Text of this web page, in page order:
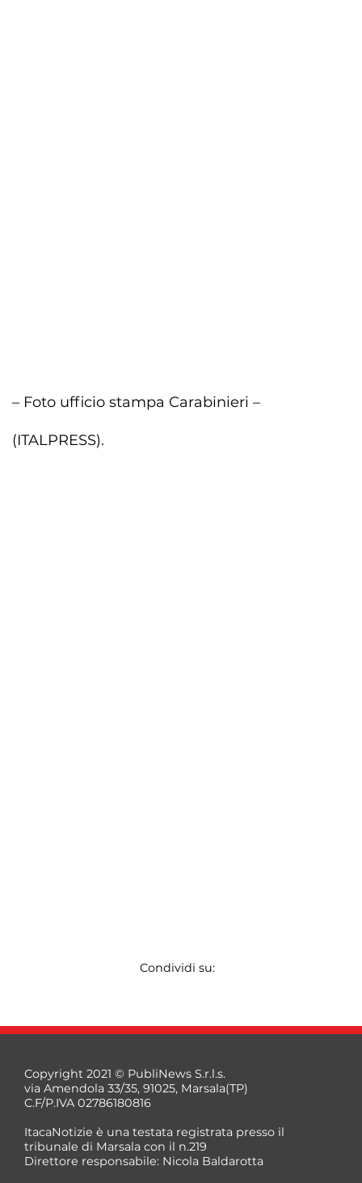
– Foto ufficio stampa Carabinieri –
(ITALPRESS).
Condividi su:
Copyright 2021 © PubliNews S.r.l.s.
via Amendola 33/35, 91025, Marsala(TP)
C.F/P.IVA 02786180816
ItacaNotizie è una testata registrata presso il
tribunale di Marsala con il n.219
Direttore responsabile: Nicola Baldarotta